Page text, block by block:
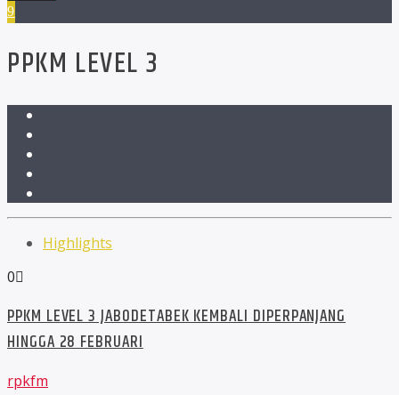
PPKM LEVEL 3
Highlights
0
PPKM LEVEL 3 JABODETABEK KEMBALI DIPERPANJANG
HINGGA 28 FEBRUARI
rpkfm